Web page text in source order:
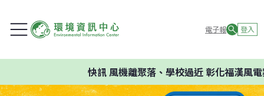
電子報 登入
快訊風機離聚落、學校過近 彰化福漢風電